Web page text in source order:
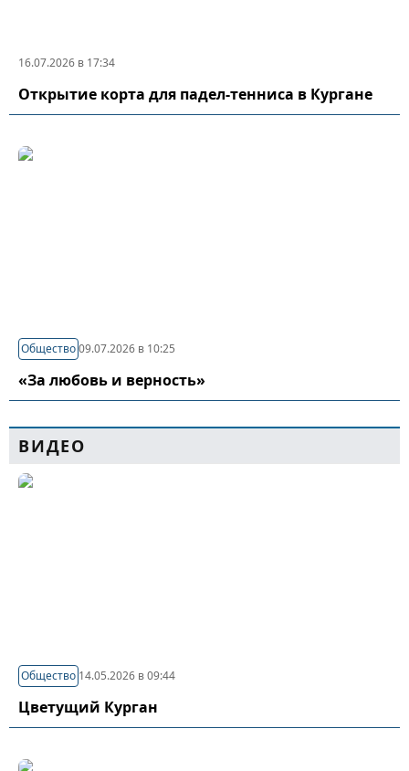
16.07.2026 в 17:34
Открытие корта для падел-тенниса в Кургане
Общество09.07.2026 в 10:25
«За любовь и верность»
ВИДЕО
Общество 14.05.2026 в 09:44
Цветущий Курган